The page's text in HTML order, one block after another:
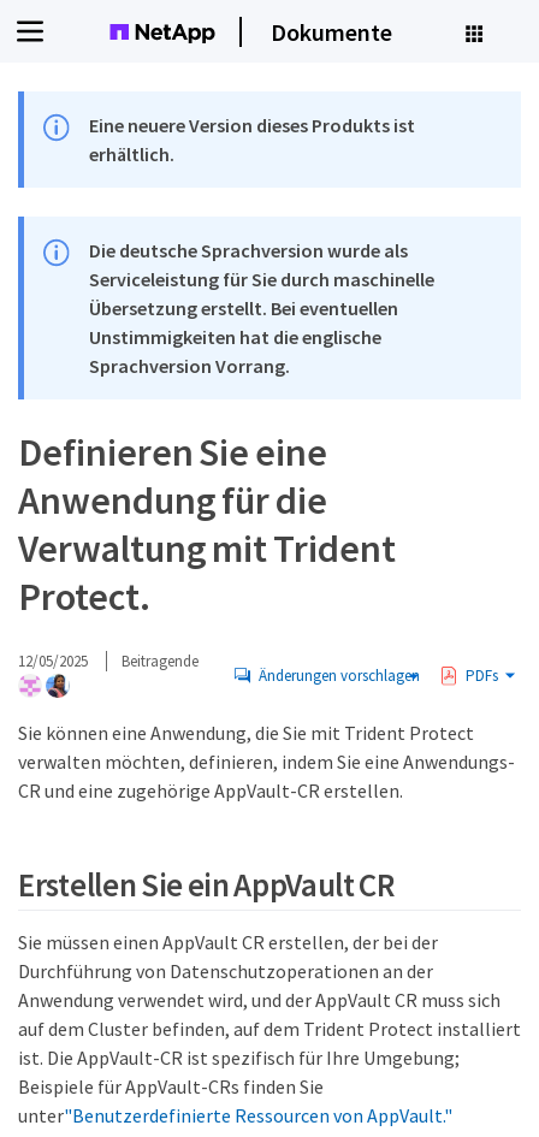
Dokumente
Eine neuere Version dieses Produkts ist
erhältlich.
Die deutsche Sprachversion wurde als
Serviceleistung für Sie durch maschinelle
Übersetzung erstellt. Bei eventuellen
Unstimmigkeiten hat die englische
Sprachversion Vorrang.
Definieren Sie eine
Anwendung für die
Verwaltung mit Trident
Protect.
12/05/2025 Beitragende
Änderungen vorschlagen PDFs
Sie können eine Anwendung, die Sie mit Trident Protect
verwalten möchten, definieren, indem Sie eine Anwendungs-
CR und eine zugehörige AppVault-CR erstellen.
Erstellen Sie ein AppVault CR
Sie müssen einen AppVault CR erstellen, der bei der
Durchführung von Datenschutzoperationen an der
Anwendung verwendet wird, und der AppVault CR muss sich
auf dem Cluster befinden, auf dem Trident Protect installiert
ist. Die AppVault-CR ist spezifisch für Ihre Umgebung;
Beispiele für AppVault-CRs finden Sie
unter"Benutzerdefinierte Ressourcen von AppVault."